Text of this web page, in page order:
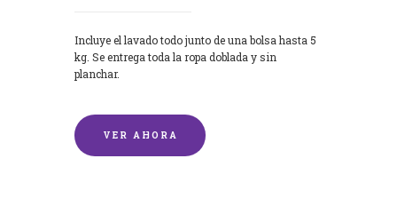
Incluye el lavado todo junto de una bolsa hasta 5
kg. Se entrega toda la ropa doblada y sin
planchar.
VER AHORA